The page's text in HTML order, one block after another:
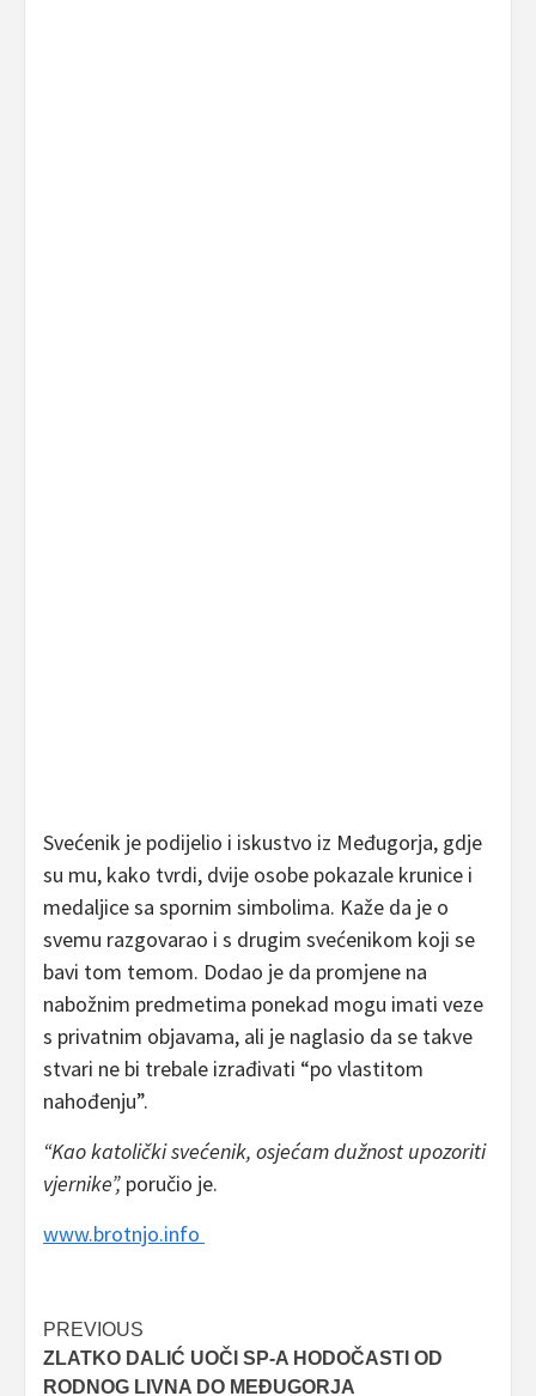
Svećenik je podijelio i iskustvo iz Međugorja, gdje
su mu, kako tvrdi, dvije osobe pokazale krunice i
medaljice sa spornim simbolima. Kaže da je o
svemu razgovarao i s drugim svećenikom koji se
bavi tom temom. Dodao je da promjene na
nabožnim predmetima ponekad mogu imati veze
s privatnim objavama, ali je naglasio da se takve
stvari ne bi trebale izrađivati “po vlastitom
nahođenju”.
“Kao katolički svećenik, osjećam dužnost upozoriti
vjernike”, poručio je.
www.brotnjo.info
Post
navigation
PREVIOUS
ZLATKO DALIĆ UOČI SP-A HODOČASTI OD
RODNOG LIVNA DO MEĐUGORJA